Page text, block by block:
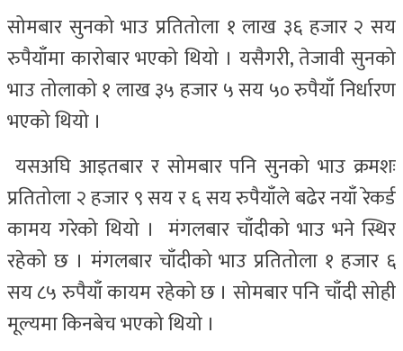
सोमबार सुनको भाउ प्रतितोला १ लाख ३६ हजार २ सय
रुपैयाँमा कारोबार भएको थियो । यसैगरी, तेजावी सुनको
भाउ तोलाको १ लाख ३५ हजार ५ सय ५० रुपैयाँ निर्धारण
भएको थियो ।
यसअघि आइतबार र सोमबार पनि सुनको भाउ क्रमशः
प्रतितोला २ हजार ९ सय र ६ सय रुपैयाँले बढेर नयाँ रेकर्ड
कामय गरेको थियो । मंगलबार चाँदीको भाउ भने स्थिर
रहेको छ । मंगलबार चाँदीको भाउ प्रतितोला १ हजार ६
सय ८५ रुपैयाँ कायम रहेको छ । सोमबार पनि चाँदी सोही
मूल्यमा किनबेच भएको थियो ।